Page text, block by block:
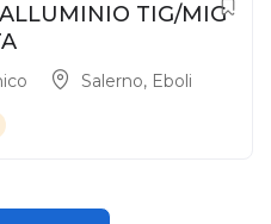
TIG/MIG
Salerno, Eboli